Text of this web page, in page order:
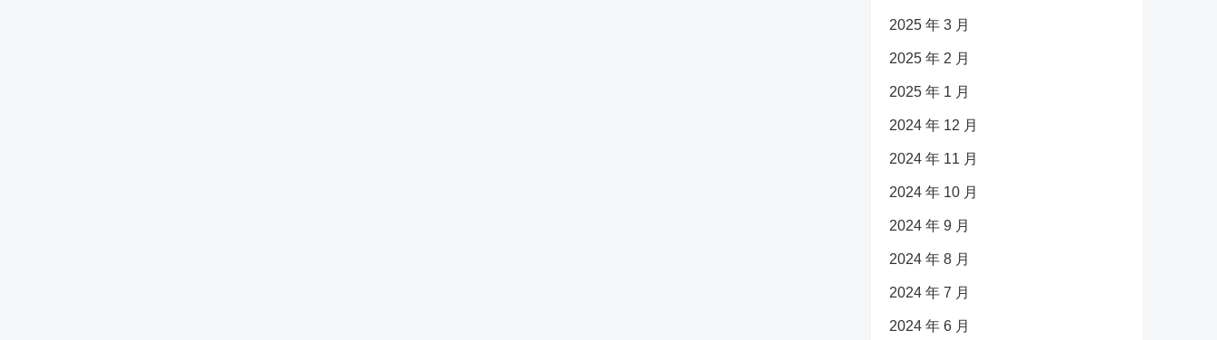
2025 年 3 月
2025 年 2 月
2025 年 1 月
2024 年 12 月
2024 年 11 月
2024 年 10 月
2024 年 9 月
2024 年 8 月
2024 年 7 月
2024 年 6 月